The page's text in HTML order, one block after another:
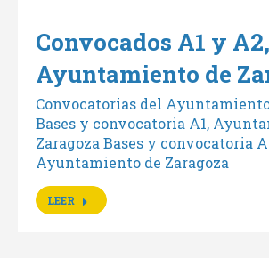
Convocados A1 y A2,
Ayuntamiento de
Convocatorias del
Bases y convocatoria A1,
Zaragoza Bases y convocatoria
Ayuntamiento de Zaragoza
LEER